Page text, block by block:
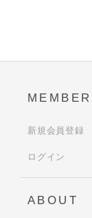
MEMBER
新規会員登録
ログイン
ABOUT